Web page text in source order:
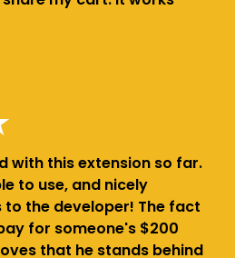
with this extension so far.
to use, and nicely
to the developer! The fact
for someone's $200
that he stands behind